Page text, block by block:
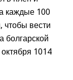
каждые 100
чтобы вести
болгарской
1014